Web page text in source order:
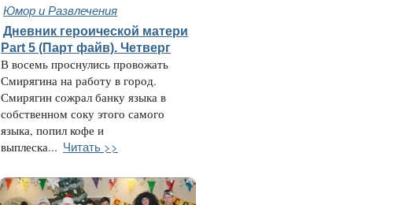
Юмор и Развлечения
Дневник героической матери
Part 5 (Парт файв). Четверг
В восемь проснулись провожать
Смирягина на работу в город.
Смирягин сожрал банку языка в
собственном соку этого самого
языка, попил кофе и
выплеска... Читать >>